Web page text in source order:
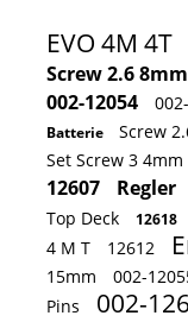
EVO 4M 4T
Screw 2.6 8mm
002-12054
Batterie Screw
Set Screw 3 4mm
12607
Regler
Top Deck
12618
4 M T
12612
15mm
002-
Pins
002-